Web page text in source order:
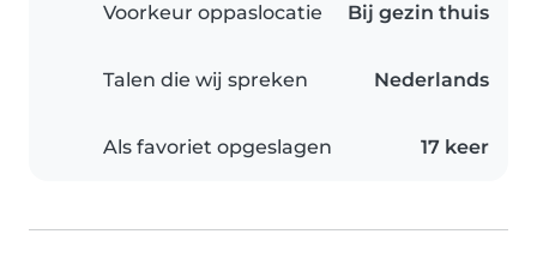
Voorkeur oppaslocatie Bij gezin thuis
Talen die wij spreken Nederlands
Als favoriet opgeslagen 17 keer